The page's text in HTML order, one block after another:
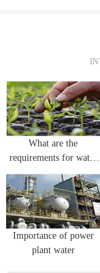
What are the
requirements for water
quality in flower
seedling cultivation?
Importance of power
plant water